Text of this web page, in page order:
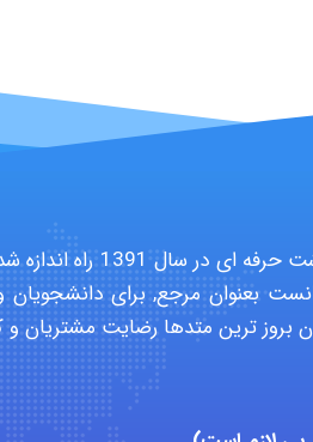
سایت تخصصی
بعنوان مرجع, برای
بروز ترین متدها رضایت مشتریان و